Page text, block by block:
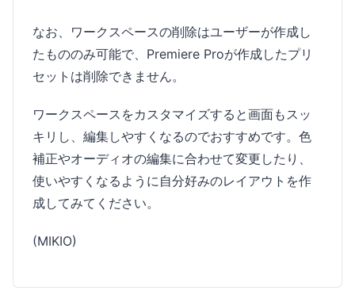
なお、ワークスペースの削除はユーザーが作成し
たもののみ可能で、Premiere Proが作成したプリ
セットは削除できません。
ワークスペースをカスタマイズすると画面もスッ
キリし、編集しやすくなるのでおすすめです。色
補正やオーディオの編集に合わせて変更したり、
使いやすくなるように自分好みのレイアウトを作
成してみてください。
(MIKIO)